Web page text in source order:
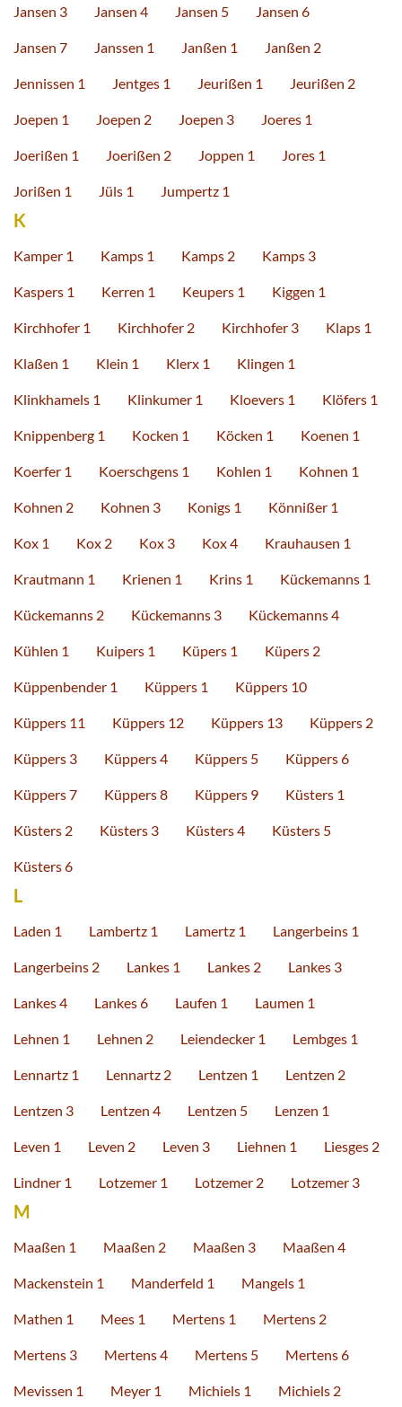
Jansen 3 Jansen 4 Jansen 5 Jansen 6
Jansen 7 Janssen 1 Janßen 1 Janßen 2
Jennissen 1 Jentges 1 Jeurißen 1 Jeurißen 2
Joepen 1 Joepen 2 Joepen 3 Joeres 1
Joerißen 1 Joerißen 2 Joppen 1 Jores 1
Jorißen 1 Jüls 1 Jumpertz 1
K
Kamper 1 Kamps 1 Kamps 2 Kamps 3
Kaspers 1 Kerren 1 Keupers 1 Kiggen 1
Kirchhofer 1 Kirchhofer 2 Kirchhofer 3 Klaps 1
Klaßen 1 Klein 1 Klerx 1 Klingen 1
Klinkhamels 1 Klinkumer 1 Kloevers 1 Klöfers 1
Knippenberg 1 Kocken 1 Köcken 1 Koenen 1
Koerfer 1 Koerschgens 1 Kohlen 1 Kohnen 1
Kohnen 2 Kohnen 3 Konigs 1 Könnißer 1
Kox 1 Kox 2 Kox 3 Kox 4 Krauhausen 1
Krautmann 1 Krienen 1 Krins 1 Kückemanns 1
Kückemanns 2 Kückemanns 3 Kückemanns 4
Kühlen 1 Kuipers 1 Küpers 1 Küpers 2
Küppenbender 1 Küppers 1 Küppers 10
Küppers 11 Küppers 12 Küppers 13 Küppers 2
Küppers 3 Küppers 4 Küppers 5 Küppers 6
Küppers 7 Küppers 8 Küppers 9 Küsters 1
Küsters 2 Küsters 3 Küsters 4 Küsters 5
Küsters 6
L
Laden 1 Lambertz 1 Lamertz 1 Langerbeins 1
Langerbeins 2 Lankes 1 Lankes 2 Lankes 3
Lankes 4 Lankes 6 Laufen 1 Laumen 1
Lehnen 1 Lehnen 2 Leiendecker 1 Lembges 1
Lennartz 1 Lennartz 2 Lentzen 1 Lentzen 2
Lentzen 3 Lentzen 4 Lentzen 5 Lenzen 1
Leven 1 Leven 2 Leven 3 Liehnen 1 Liesges 2
Lindner 1 Lotzemer 1 Lotzemer 2 Lotzemer 3
M
Maaßen 1 Maaßen 2 Maaßen 3 Maaßen 4
Mackenstein 1 Manderfeld 1 Mangels 1
Mathen 1 Mees 1 Mertens 1 Mertens 2
Mertens 3 Mertens 4 Mertens 5 Mertens 6
Mevissen 1 Meyer 1 Michiels 1 Michiels 2